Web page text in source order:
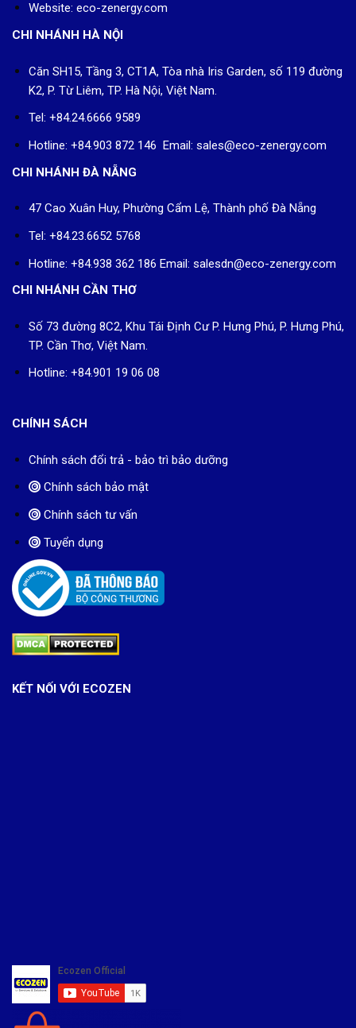
Website: eco-zenergy.com
CHI NHÁNH HÀ NỘI
Căn SH15, Tầng 3, CT1A, Tòa nhà Iris Garden, số 119 đường
K2, P. Từ Liêm, TP. Hà Nội, Việt Nam.
Tel: +84.24.6666 9589
Hotline: +84.903 872 146 Email: sales@eco-zenergy.com
CHI NHÁNH ĐÀ NẴNG
47 Cao Xuân Huy, Phường Cẩm Lệ, Thành phố Đà Nẵng
Tel: +84.23.6652 5768
Hotline: +84.938 362 186 Email: salesdn@eco-zenergy.com
CHI NHÁNH CẦN THƠ
Số 73 đường 8C2, Khu Tái Định Cư P. Hưng Phú, P. Hưng Phú,
TP. Cần Thơ, Việt Nam.
Hotline: +84.901 19 06 08
CHÍNH SÁCH
Chính sách đổi trả - bảo trì bảo dưỡng
Chính sách bảo mật
Chính sách tư vấn
Tuyển dụng
KẾT NỐI VỚI ECOZEN